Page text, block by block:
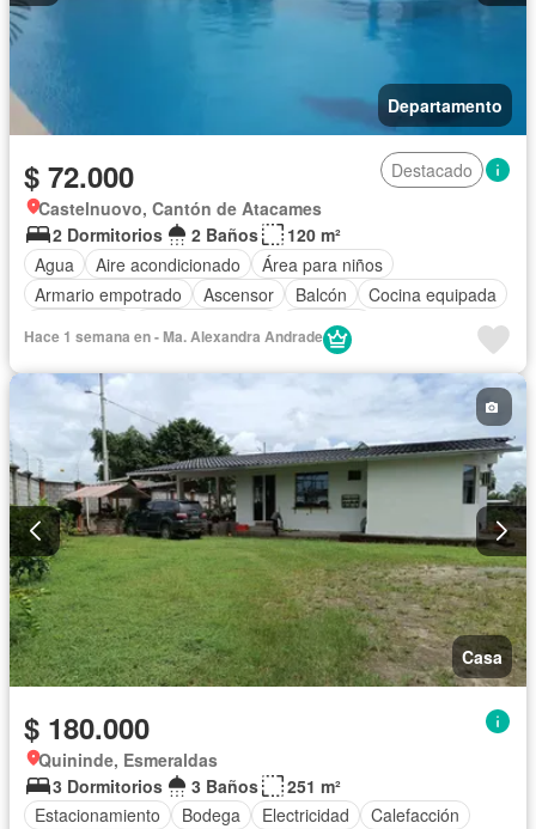
Departamento
$ 72.000
Destacado
Castelnuovo, Cantón de Atacames
2 Dormitorios
2 Baños
120 m²
Agua
Aire acondicionado
Área para niños
Armario empotrado
Ascensor Balcón
Cocina equipada
Gimnasio
Piscina
Seguridad
Vista panorámica
Hace 1 semana en - Ma. Alexandra Andrade
Casa
$ 180.000
Quininde, Esmeraldas
3 Dormitorios
3 Baños
251 m²
Estacionamiento
Bodega Electricidad
Calefacción